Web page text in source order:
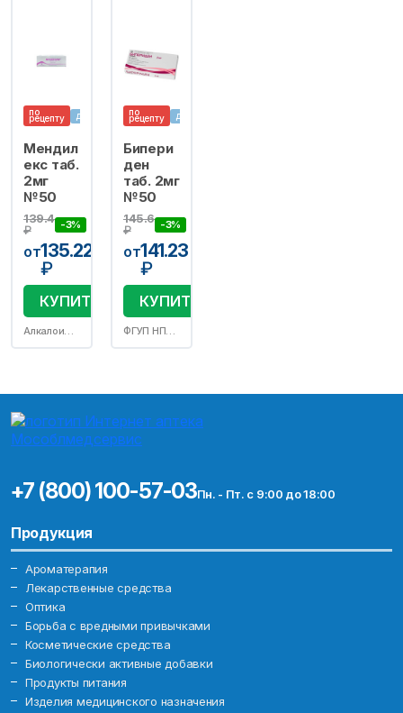
по
рецепту доставляем
Мендил
екс таб.
2мг
№50
139.4
₽
-3%
от135.22
₽
КУПИТЬ
Алкалоид АД Скопье
по
рецепту доставляем
Бипери
ден
таб. 2мг
№50
145.6
₽
-3%
от141.23
₽
КУПИТЬ
ФГУП НПЦ Фармзащита ФМБА России
+7 (800) 100-57-03Пн. - Пт. с 9:00 до 18:00
Продукция
Ароматерапия
Лекарственные средства
Оптика
Борьба с вредными привычками
Косметические средства
Биологически активные добавки
Продукты питания
Изделия медицинского назначения